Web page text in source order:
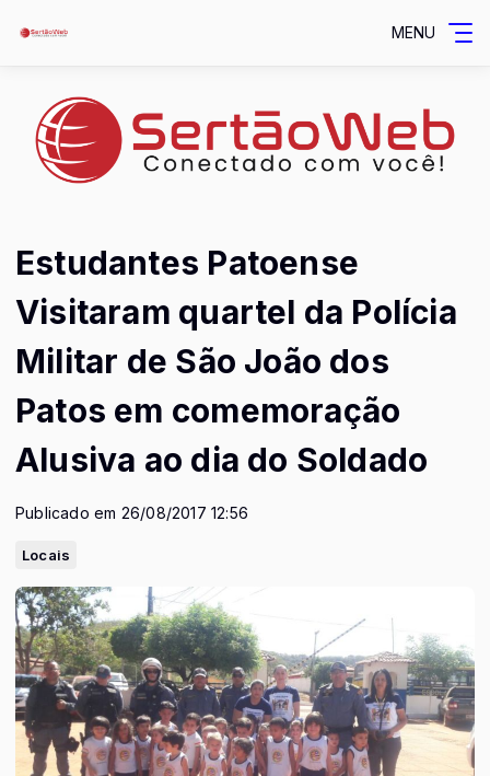
MENU
Estudantes Patoense
Visitaram quartel da Polícia
Militar de São João dos
Patos em comemoração
Alusiva ao dia do Soldado
Publicado em 26/08/2017 12:56
Locais